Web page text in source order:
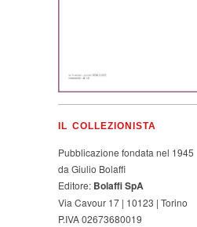
IL COLLEZIONISTA
Pubblicazione fondata nel 1945
da Giulio Bolaffi
Editore: Bolaffi SpA
Via Cavour 17 | 10123 | Torino
P.IVA 02673680019